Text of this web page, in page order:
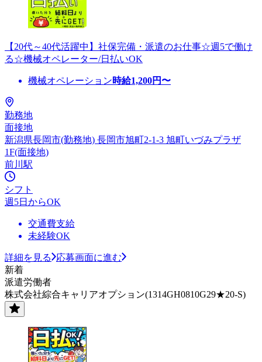
【20代～40代活躍中】社保完備・派遣のお仕事☆週5で働け
る☆機械オペレーター/日払いOK
機械オペレーション時給1,200円〜
勤務地
面接地
新潟県長岡市(勤務地) 長岡市旭町2-1-3 旭町いづみプラザ
1F(面接地)
前川駅
シフト
週5日からOK
交通費支給
未経験OK
詳細を見る
応募画面に進む
新着
派遣労働者
株式会社綜合キャリアオプション(1314GH0810G29★20-S)